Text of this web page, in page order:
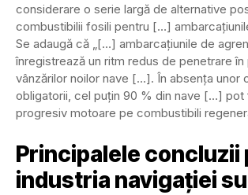
considerare o serie largă de alternative
combustibilii fosili pentru […]
Se adaugă că „[…] ambarcațiunile de
înregistrează un ritm redus de penetrare în
vânzărilor noilor nave […]. În absența unor
obligatorii, cel puțin 90 % din nave […] pot
progresiv motoare pe combustibili
Principalele concluzii
industria navigației